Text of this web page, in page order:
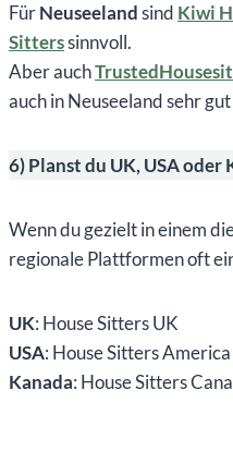
FürNeuseelandsind Kiwi
Sitterssinnvoll.
Aber auch
auch in Neuseeland sehr
6) Planst du UK, USA oder
Wenn du gezielt in einem
regionale Plattformen oft
UK: House Sitters UK
USA: House Sitters America
Kanada: House Sitters